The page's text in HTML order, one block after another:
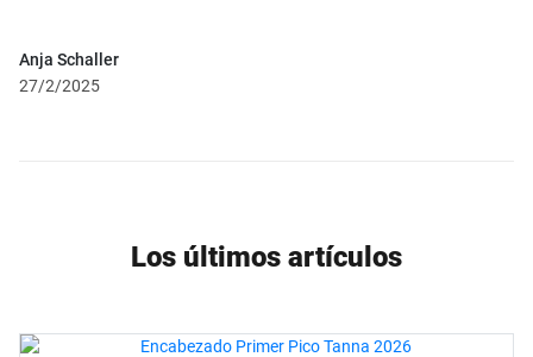
Anja Schaller
27/2/2025
Los últimos artículos